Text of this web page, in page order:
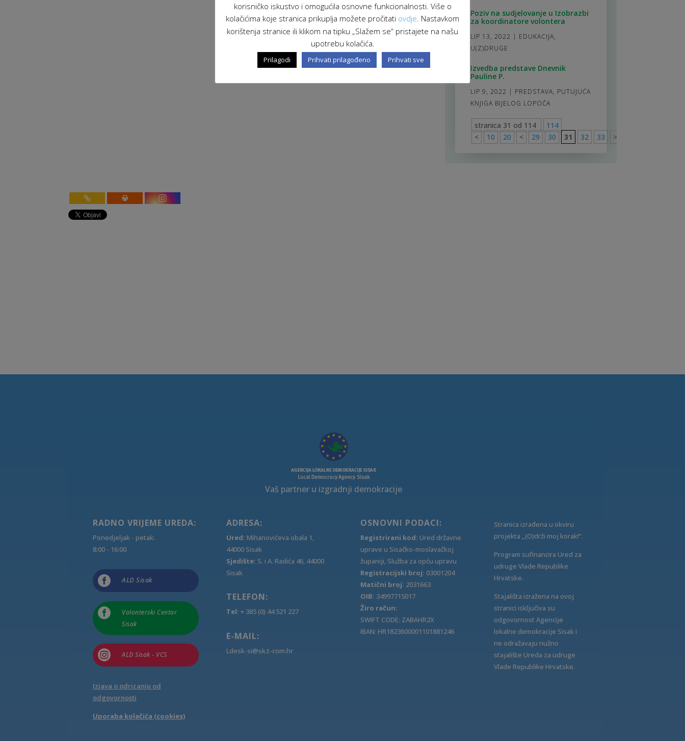
Poziv na sudjelovanje u Izobrazbi
za koordinatore volontera
LIP 13, 2022 | EDUKACIJA,
U(Z)DRUGE
Izvedba predstave Dnevnik
Pauline P.
LIP 9, 2022 | PREDSTAVA, PUTUJUĆA
KNJIGA BIJELOG LOPOČA
stranica 31 od 114
114
<
10 20 < 29 30 31 32 33 >
Vaš partner u izgradnji demokracije
RADNO VRIJEME UREDA:
Ponedjeljak - petak:
8:00 - 16:00
 ALD Sisak

Volonterski Centar
Sisak
 ALD Sisak - VCS
Izjava o odricanju od
odgovornosti
Uporaba kolačića (cookies)
ADRESA:
Ured: Mihanovićeva obala 1,
44000 Sisak
Sjedište: S. i A. Radića 46, 44000
Sisak
TELEFON:
Tel: + 385 (0) 44 521 227
E-MAIL:
Ldesk-si@sk.t-com.hr
OSNOVNI PODACI:
Registrirani kod: Ured državne
uprave u Sisačko-moslavačkoj
županiji, Služba za opću upravu
Registracijski broj: 03001204
Matični broj: 2031663
OIB: 34997715017
Žiro račun:
SWIFT CODE: ZABAHR2X
IBAN: HR1823600001101881246
Stranica izrađena u okviru
projekta „(O)drži moj korak!“.
Program sufinancira Ured za
udruge Vlade Republike
Hrvatske.
Stajališta izražena na ovoj
stranici isključiva su
odgovornost Agencije
lokalne demokracije Sisak i
ne odražavaju nužno
stajalište Ureda za udruge
Vlade Republike Hrvatske.
korisničko iskustvo i omogućila osnovne funkcionalnosti. Više o
kolačićima koje stranica prikuplja možete pročitati ovdje. Nastavkom
korištenja stranice ili klikom na tipku „Slažem se“ pristajete na našu
upotrebu kolačića.
Prilagodi Prihvati prilagođeno Prihvati sve